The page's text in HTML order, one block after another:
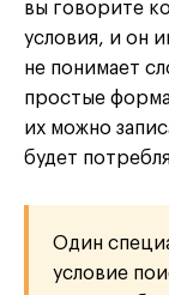
вы говорите
условия, и он
не понимает
простые
их можно
будет
Один
условие